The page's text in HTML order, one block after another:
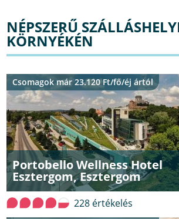
NÉPSZERŰ
KÖRNYÉKÉN
Portobello Wellness Hotel
Esztergom, Esztergom
Csomagok már 23.120 Ft/fő/éj ártól
228 értékelés